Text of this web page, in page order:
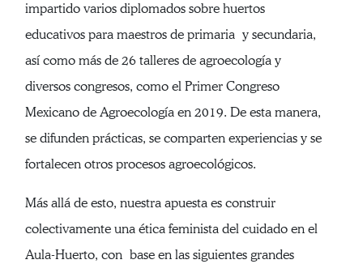
impartido varios diplomados sobre huertos
educativos para maestros de primaria y secundaria,
así como más de 26 talleres de agroecología y
diversos congresos, como el Primer Congreso
Mexicano de Agroecología en 2019. De esta manera,
se difunden prácticas, se comparten experiencias y se
fortalecen otros procesos agroecológicos.
Más allá de esto, nuestra apuesta es construir
colectivamente una ética feminista del cuidado en el
Aula-Huerto, con base en las siguientes grandes